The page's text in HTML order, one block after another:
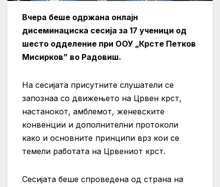
Вчера беше одржана онлајн
дисеминациска сесија за 17 ученици од
шесто одделение при ООУ „Крсте Петков
Мисирков” во Радовиш.
На сесијата присутните слушатели се
запознаа со движењето на Црвен крст,
настанокот, амблемот, женевските
конвенции и дополнителни протоколи
како и основните принципи врз кои се
темели работата на Црвениот крст.
Сесијата беше спроведена од страна на